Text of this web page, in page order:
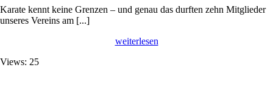
Karate kennt keine Grenzen – und genau das durften zehn Mitglieder
unseres Vereins am [...]
weiterlesen
Views: 25